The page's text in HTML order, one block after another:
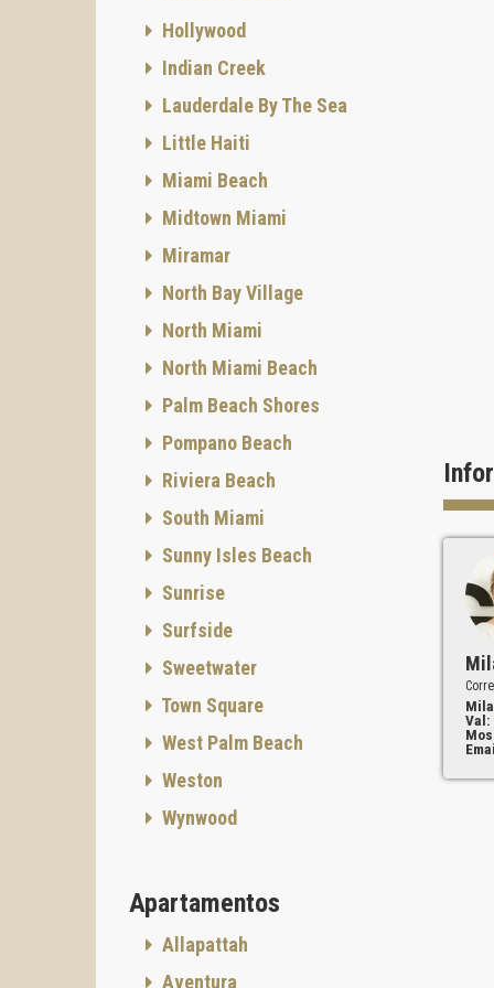
El
las
El
Un
Val:
Hollywood
Indian Creek
Lauderdale By The Sea
Little Haiti
Miami Beach
Midtown Miami
Miramar
North Bay Village
North Miami
North Miami Beach
Palm Beach Shores
Pompano Beach
Riviera Beach
South Miami
Sunny Isles Beach
Sunrise
Surfside
Sweetwater
Town Square
West Palm Beach
Weston
Wynwood
Apartamentos
Allapattah
Aventura